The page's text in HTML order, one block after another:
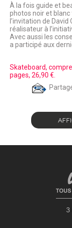
À la fois guide et
photos noir et
l’invitation de
réalisateur à
Avec aussi les
a participé aux
Skateboard,
pages, 26,90 €.
3